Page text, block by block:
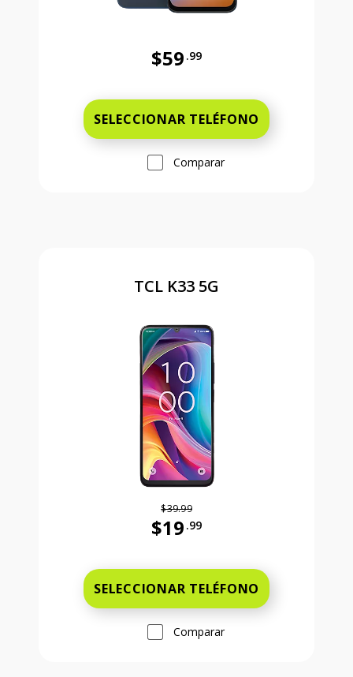
$59 .99
SELECCIONAR TELÉFONO
Comparar
TCL K33 5G
$39.99
$19 .99
SELECCIONAR TELÉFONO
Comparar